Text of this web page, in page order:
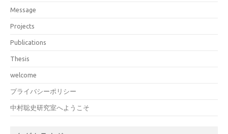
Message
Projects
Publications
Thesis
welcome
プライバシーポリシー
中村聡史研究室へようこそ